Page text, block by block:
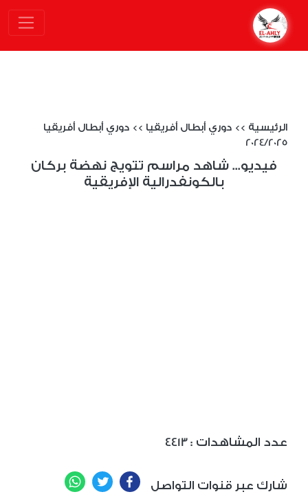
الرئيسية >> دوري أبطال أفريقيا >> دوري أبطال أفريقيا
2024/2025
فيديو... شاهد مراسم تتويج نهضة بركان
بالكونفدرالية الإفريقية
4413 : عدد المشاهدات
شارك عبر قنوات التواصل Facebook
Twitter